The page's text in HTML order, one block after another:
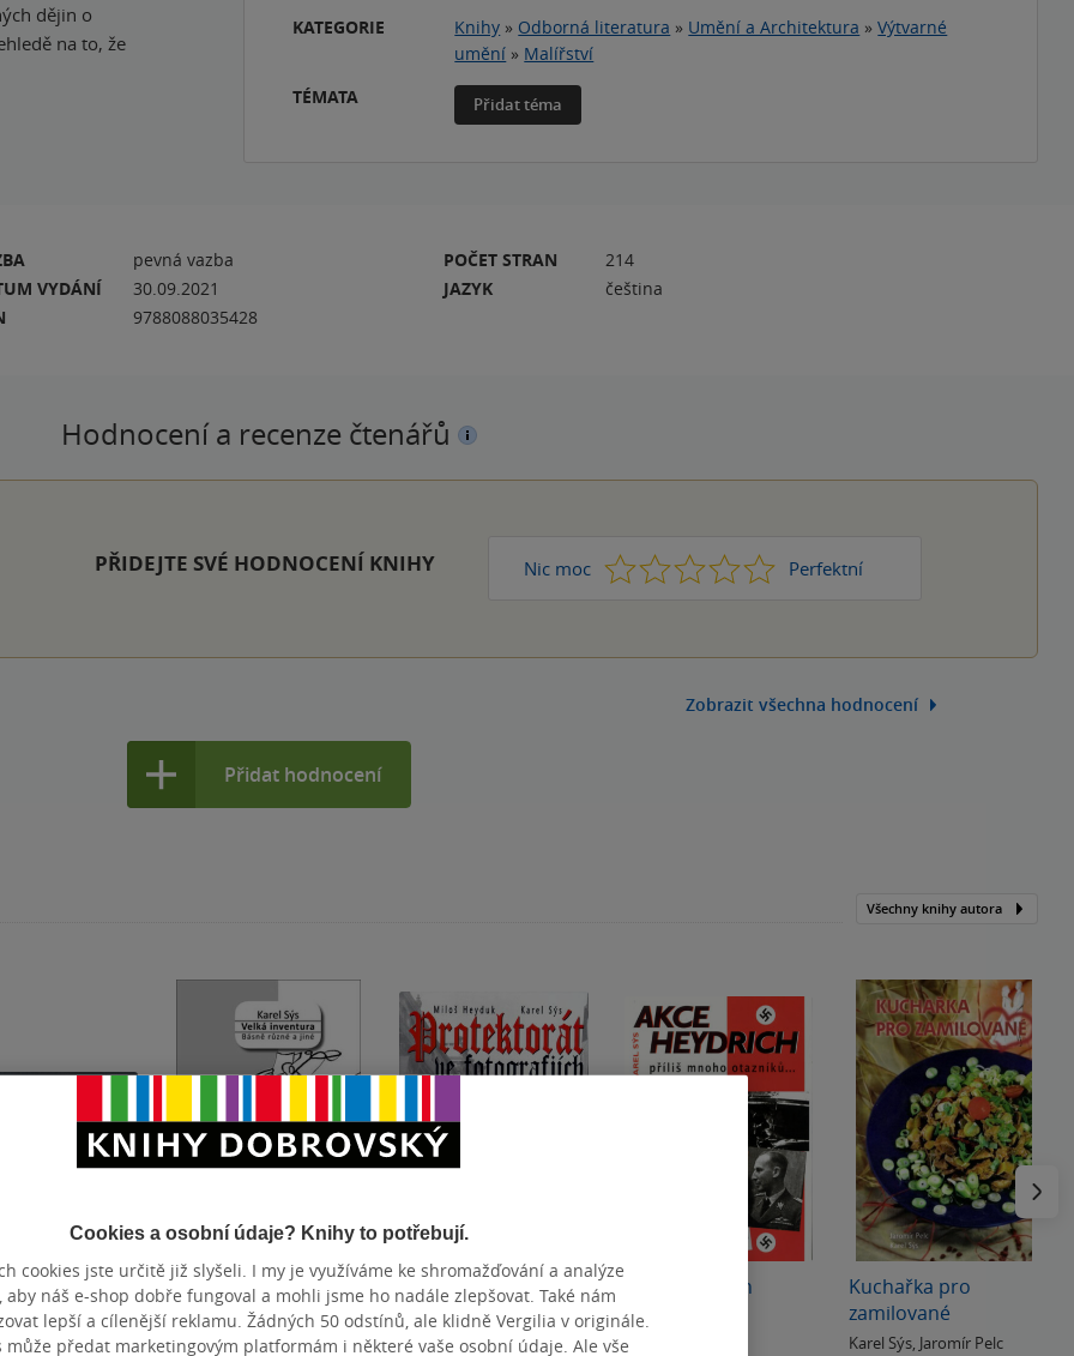
dějin o
na to, že
KATEGORIE Knihy » Odborná literatura » Umění a Architektura »Výtvarné
umění » Malířství
TÉMATA
Přidat téma
pevná vazba
VYDÁNÍ
30.09.2021
9788088035428
POČET STRAN
214
JAZYK
čeština
Hodnocení a recenze čtenářů
PŘIDEJTE SVÉ HODNOCENÍ KNIHY Nic moc 1 2 3 4 Perfektní
5
Zobrazit všechna hodnocení
Přidat hodnocení
Všechny knihy autora
1982
& další
Velká inventura
Karel Sýs
Protektorát ve
fotografiích
Karel Sýs,Miloš Heyduk
Akce Heydrich
Karel Sýs
Kuchařka pro
zamilované
Karel Sýs, Jaromír Pelc
Cookies a osobní údaje? Knihy to potřebují.
cookies jste určitě již slyšeli. I my je využíváme ke shromažďování a analýze
aby náš e-shop dobře fungoval a mohli jsme ho nadále zlepšovat. Také nám
lepší a cílenější reklamu. Žádných 50 odstínů, ale klidně Vergilia v originále.
může předat marketingovým platformám i některé vaše osobní údaje. Ale vše